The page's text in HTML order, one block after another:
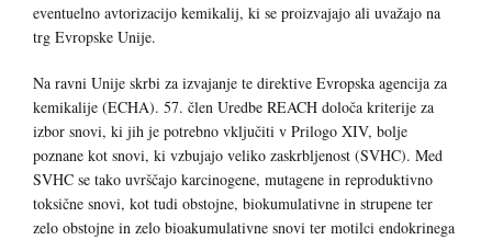
eventuelno avtorizacijo kemikalij, ki se proizvajajo ali uvažajo na
trg Evropske Unije.
Na ravni Unije skrbi za izvajanje te direktive Evropska agencija za
kemikalije (ECHA). 57. člen Uredbe REACH določa kriterije za
izbor snovi, ki jih je potrebno vključiti v Prilogo XIV, bolje
poznane kot snovi, ki vzbujajo veliko zaskrbljenost (SVHC). Med
SVHC se tako uvrščajo karcinogene, mutagene in reproduktivno
toksične snovi, kot tudi obstojne, biokumulativne in strupene ter
zelo obstojne in zelo bioakumulativne snovi ter motilci endokrinega